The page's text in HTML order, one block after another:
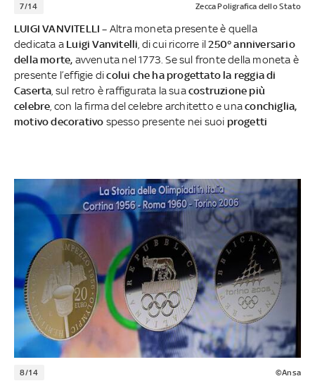
7/14 Zecca Poligrafica dello Stato
LUIGI VANVITELLI – Altra moneta presente è quella
dedicata a Luigi Vanvitelli , di cui ricorre il250° anniversario
della morte, avvenuta nel 1773. Se sul fronte della moneta è
presente l’effigie dicolui che ha progettato la reggia di
Caserta , sul retro è raffigurata la suacostruzione più
celebre , con la firma del celebre architetto e unaconchiglia,
motivo decorativo spesso presente nei suoi progetti
8/14 ©Ansa